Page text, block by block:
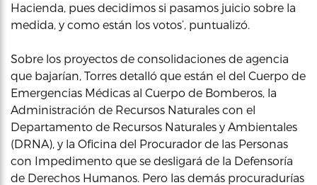
Hacienda, pues decidimos si pasamos juicio sobre la
medida, y como están los votos’, puntualizó.
Sobre los proyectos de consolidaciones de agencia
que bajarían, Torres detalló que están el del Cuerpo de
Emergencias Médicas al Cuerpo de Bomberos, la
Administración de Recursos Naturales con el
Departamento de Recursos Naturales y Ambientales
(DRNA), y la Oficina del Procurador de las Personas
con Impedimento que se desligará de la Defensoría
de Derechos Humanos. Pero las demás procuradurías